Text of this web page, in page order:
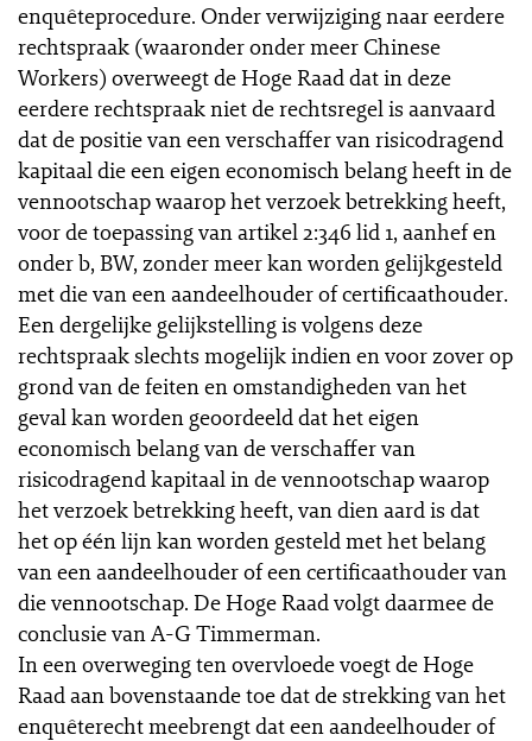
enquêteprocedure. Onder verwijziging naar eerdere
rechtspraak (waaronder onder meer Chinese
Workers) overweegt de Hoge Raad dat in deze
eerdere rechtspraak niet de rechtsregel is aanvaard
dat de positie van een verschaffer van risicodragend
kapitaal die een eigen economisch belang heeft in de
vennootschap waarop het verzoek betrekking heeft,
voor de toepassing van artikel 2:346 lid 1, aanhef en
onder b, BW, zonder meer kan worden gelijkgesteld
met die van een aandeelhouder of certificaathouder.
Een dergelijke gelijkstelling is volgens deze
rechtspraak slechts mogelijk indien en voor zover op
grond van de feiten en omstandigheden van het
geval kan worden geoordeeld dat het eigen
economisch belang van de verschaffer van
risicodragend kapitaal in de vennootschap waarop
het verzoek betrekking heeft, van dien aard is dat
het op één lijn kan worden gesteld met het belang
van een aandeelhouder of een certificaathouder van
die vennootschap. De Hoge Raad volgt daarmee de
conclusie van A-G Timmerman.
In een overweging ten overvloede voegt de Hoge
Raad aan bovenstaande toe dat de strekking van het
enquêterecht meebrengt dat een aandeelhouder of